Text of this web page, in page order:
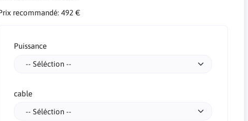
​​recommandé: 492 €
Puissance
cable